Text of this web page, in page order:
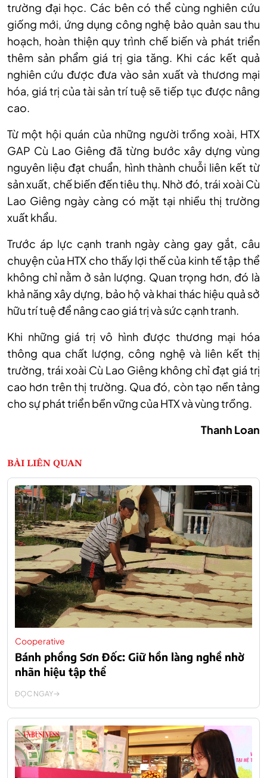
trường đại học. Các bên có thể cùng nghiên cứu
giống mới, ứng dụng công nghệ bảo quản sau thu
hoạch, hoàn thiện quy trình chế biến và phát triển
thêm sản phẩm giá trị gia tăng. Khi các kết quả
nghiên cứu được đưa vào sản xuất và thương mại
hóa, giá trị của tài sản trí tuệ sẽ tiếp tục được nâng
cao.
Từ một hội quán của những người trồng xoài, HTX
GAP Cù Lao Giêng đã từng bước xây dựng vùng
nguyên liệu đạt chuẩn, hình thành chuỗi liên kết từ
sản xuất, chế biến đến tiêu thụ. Nhờ đó, trái xoài Cù
Lao Giêng ngày càng có mặt tại nhiều thị trường
xuất khẩu.
Trước áp lực cạnh tranh ngày càng gay gắt, câu
chuyện của HTX cho thấy lợi thế của kinh tế tập thể
không chỉ nằm ở sản lượng. Quan trọng hơn, đó là
khả năng xây dựng, bảo hộ và khai thác hiệu quả sở
hữu trí tuệ để nâng cao giá trị và sức cạnh tranh.
Khi những giá trị vô hình được thương mại hóa
thông qua chất lượng, công nghệ và liên kết thị
trường, trái xoài Cù Lao Giêng không chỉ đạt giá trị
cao hơn trên thị trường. Qua đó, còn tạo nền tảng
cho sự phát triển bền vững của HTX và vùng trồng.
Thanh Loan
BÀI LIÊN QUAN
Cooperative
Bánh phồng Sơn Đốc: Giữ hồn làng nghề nhờ
nhãn hiệu tập thể
ĐỌC NGAY